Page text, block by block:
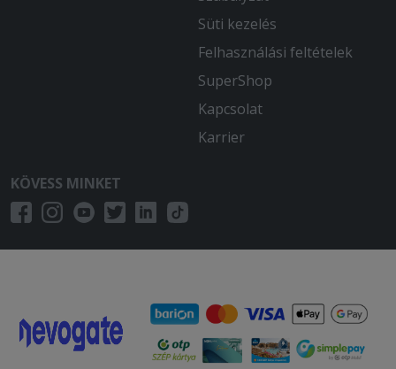
Süti kezelés
Felhasználási feltételek
SuperShop
Kapcsolat
Karrier
KÖVESS MINKET